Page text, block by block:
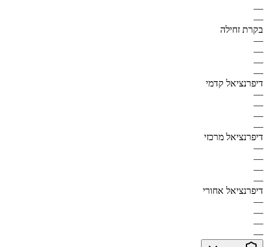
—
—
בקרת זחילה
—
—
—
—
דיפרנציאל קדמי
—
—
—
—
דיפרנציאל מרכזי
—
—
—
—
דיפרנציאל אחורי
—
—
—
—